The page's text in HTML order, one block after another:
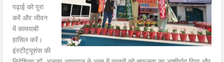
पढ़ाई को पूरा
करें और जीवन
में कामयाबी
हासिल करें।
इंस्टीट्यूशंस की